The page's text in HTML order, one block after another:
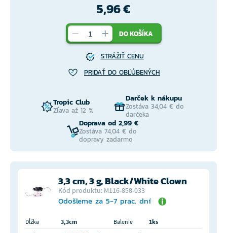
5,96 €
DO KOŠÍKA
STRÁŽIŤ CENU
PRIDAŤ DO OBĽÚBENÝCH
Tropic Club
Zľava až 12 %
Darček k nákupu
Zostáva 34,04 € do
darčeka
Doprava od 2,99 €
Zostáva 74,04 € do
dopravy zadarmo
3,3 cm, 3 g, Black/White Clown
Kód produktu: M116-858-033
Odošleme za 5-7 prac. dní
Dĺžka 3,3cm Balenie
1ks